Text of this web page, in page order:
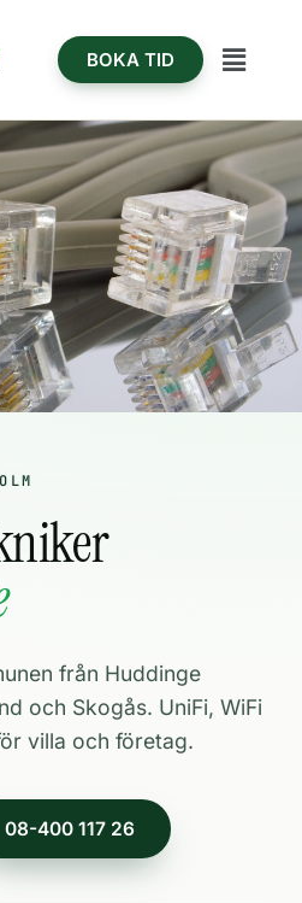
Meny
BOKA TID
från Huddinge
och Skogås. UniFi, WiFi
villa och företag.
08-400 117 26